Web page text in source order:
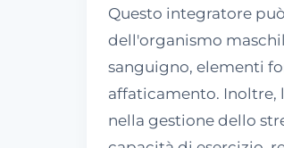
Questo integratore
dell'organismo
sanguigno, elementi
affaticamento. Inoltre,
nella gestione dello